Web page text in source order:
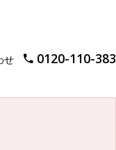
せ 0120-110-383